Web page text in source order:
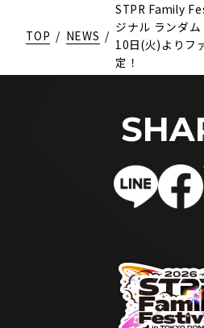
TOP / NEWS /
STPR Family
ジナル ランダ
10日(火)よりフ
定！